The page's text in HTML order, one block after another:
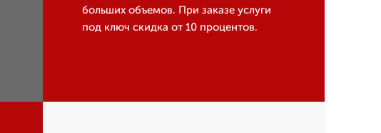
больших объемов. При заказе услуги
под ключ скидка от 10 процентов.